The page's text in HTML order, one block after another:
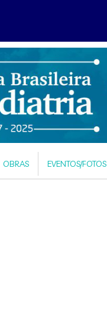
OBRAS EVENTOS/FOTOS